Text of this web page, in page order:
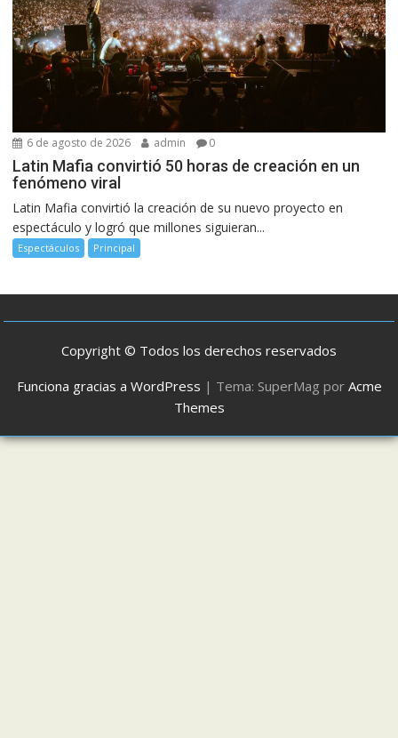
6 de agosto de 2026 admin 0
Latin Mafia convirtió 50 horas de creación en un
fenómeno viral
Latin Mafia convirtió la creación de su nuevo proyecto en
espectáculo y logró que millones siguieran...
Espectáculos Principal
Copyright © Todos los derechos reservados
Funciona gracias a WordPress | Tema: SuperMag por Acme
Themes